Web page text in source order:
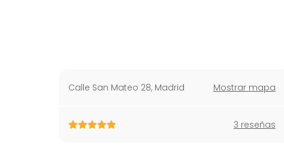
Calle San Mateo 28, Madrid Mostrar mapa
3 reseñas